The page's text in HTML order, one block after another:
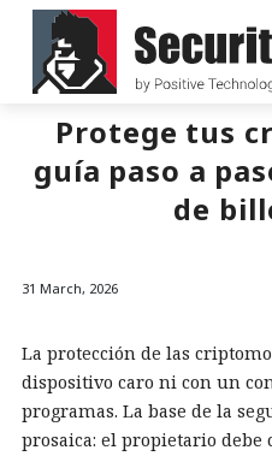
Protege tus
guía paso a
de
31 March, 2026
La protección de las
dispositivo caro ni con un
programas. La base de la
prosaica: el propietario debe